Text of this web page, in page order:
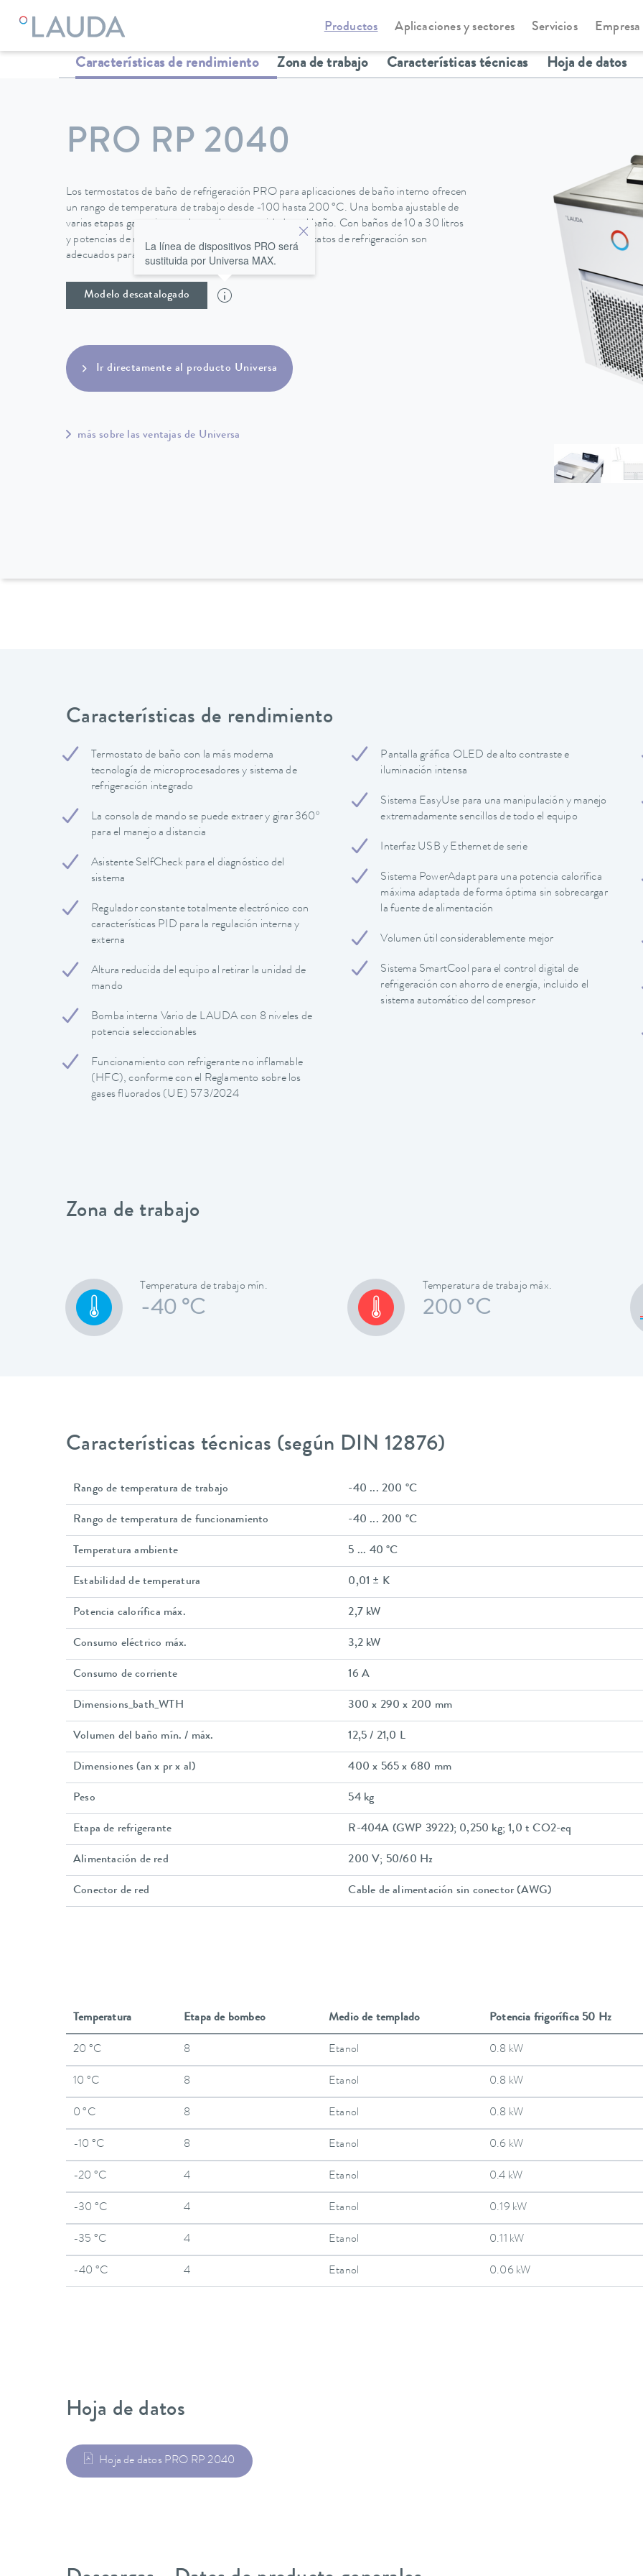
Productos Aplicaciones y sectores Servicios Empresa
LAUDA Equipos de termorregulación Termostatos de refrigeración Universa
PRO RP 2040
Los termostatos de baño de refrigeración PRO para aplicaciones de baño interno ofrecen
un rango de temperatura de trabajo desde -100 hasta 200 °C. Una bomba ajustable de
varias etapas garantiza una buena homogeneidad en el baño. Con baños de 10 a 30 litros
y potencias de refrigeración de 0,4 a 1,5 kW, los termostatos de refrigeración son
adecuados para una amplia gama de aplicaciones.
Modelo descatalogado
La línea de dispositivos PRO será
sustituida por Universa MAX.
Ir directamente al producto Universa
más sobre las ventajas de Universa
Características de rendimiento Zona de trabajo Características técnicas Hoja de datos
Características de rendimiento
Termostato de baño con la más moderna
tecnología de microprocesadores y sistema de
refrigeración integrado
La consola de mando se puede extraer y girar 360º
para el manejo a distancia
Asistente SelfCheck para el diagnóstico del
sistema
Regulador constante totalmente electrónico con
características PID para la regulación interna y
externa
Altura reducida del equipo al retirar la unidad de
mando
Bomba interna Vario de LAUDA con 8 niveles de
potencia seleccionables
Funcionamiento con refrigerante no inflamable
(HFC), conforme con el Reglamento sobre los
gases fluorados (UE) 573/2024
Pantalla gráfica OLED de alto contraste e
iluminación intensa
Sistema EasyUse para una manipulación y manejo
extremadamente sencillos de todo el equipo
Interfaz USB y Ethernet de serie
Sistema PowerAdapt para una potencia calorífica
máxima adaptada de forma óptima sin sobrecargar
la fuente de alimentación
Volumen útil considerablemente mejor
Sistema SmartCool para el control digital de
refrigeración con ahorro de energía, incluido el
sistema automático del compresor
Zona de trabajo
Temperatura de trabajo mín.
-40 °C
Temperatura de trabajo máx.
200 °C
Características técnicas (según DIN 12876)
Rango de temperatura de trabajo -40 ... 200 °C
Rango de temperatura de funcionamiento -40 ... 200 °C
Temperatura ambiente 5 ... 40 °C
Estabilidad de temperatura 0,01 ± K
Potencia calorífica máx. 2,7 kW
Consumo eléctrico máx. 3,2 kW
Consumo de corriente 16 A
Dimensions_bath_WTH 300 x 290 x 200 mm
Volumen del baño mín. / máx. 12,5 / 21,0 L
Dimensiones (an x pr x al) 400 x 565 x 680 mm
Peso 54 kg
Etapa de refrigerante R-404A (GWP 3922); 0,250 kg; 1,0 t CO2-eq
Alimentación de red 200 V; 50/60 Hz
Conector de red Cable de alimentación sin conector (AWG)
Temperatura Etapa de bombeo Medio de templado Potencia frigorífica 50 Hz
20 °C 8 Etanol 0.8 kW
10 °C 8 Etanol 0.8 kW
0 °C 8 Etanol 0.8 kW
-10 °C 8 Etanol 0.6 kW
-20 °C 4 Etanol 0.4 kW
-30 °C 4 Etanol 0.19 kW
-35 °C 4 Etanol 0.11 kW
-40 °C 4 Etanol 0.06 kW
Hoja de datos
Hoja de datos PRO RP 2040